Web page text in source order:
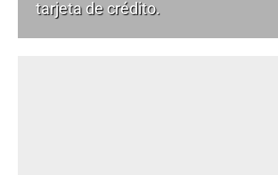
tarjeta de crédito.